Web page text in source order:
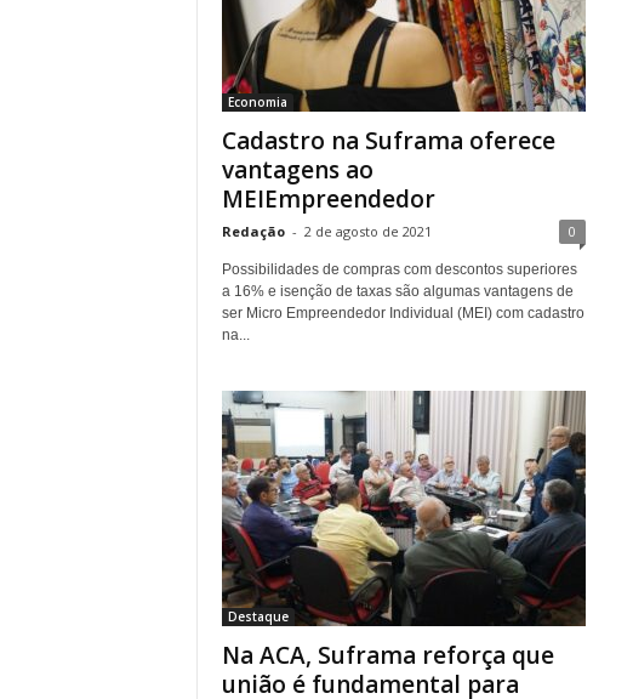
Economia
Cadastro na Suframa oferece
vantagens ao
MEIEmpreendedor
Redação - 2 de agosto de 2021 0
Possibilidades de compras com descontos superiores
a 16% e isenção de taxas são algumas vantagens de
ser Micro Empreendedor Individual (MEI) com cadastro
na...
Destaque
Na ACA, Suframa reforça que
união é fundamental para